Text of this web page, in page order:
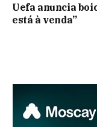
Uefa anuncia
está à venda”